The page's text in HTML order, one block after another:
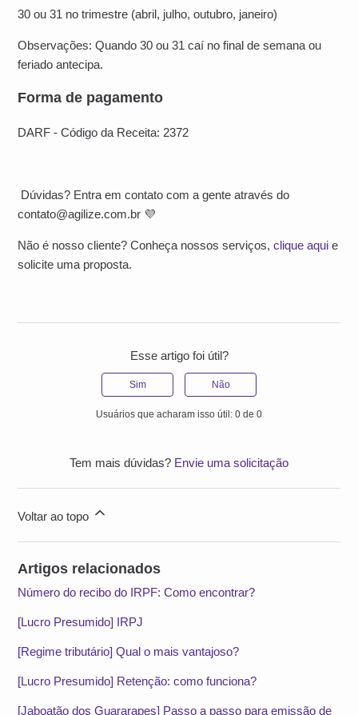
30 ou 31 no trimestre (abril, julho, outubro, janeiro)
Observações: Quando 30 ou 31 caí no final de semana ou
feriado antecipa.
Forma de pagamento
DARF - Código da Receita: 2372
Dúvidas? Entra em contato com a gente através do
contato@agilize.com.br 💜
Não é nosso cliente? Conheça nossos serviços,clique aqui e
solicite uma proposta.
Esse artigo foi útil?
Sim Não
Usuários que acharam isso útil: 0 de 0
Tem mais dúvidas? Envie uma solicitação
Voltar ao topo
Artigos relacionados
Número do recibo do IRPF: Como encontrar?
[Lucro Presumido] IRPJ
[Regime tributário] Qual o mais vantajoso?
[Lucro Presumido] Retenção: como funciona?
[Jaboatão dos Guararapes] Passo a passo para emissão de